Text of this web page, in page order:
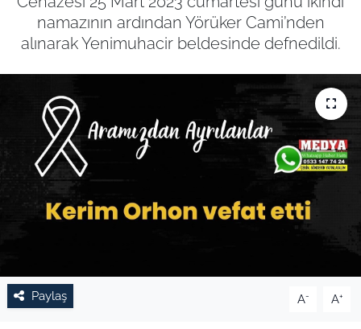
namazının ardından Yörüker Cami’nden
alınarak Yenimuhacir beldesinde defnedildi.
Paylaş A- A+
GÜNDEM
SAĞLIK
EĞİTİM
TARIM VE HAYVANCILIK
SPOR